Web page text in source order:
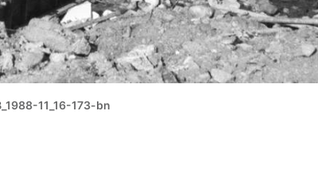
11_16-173-bn